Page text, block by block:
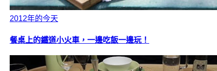
2012年的今天
餐桌上的鐵道小火車，一邊吃飯一邊玩！